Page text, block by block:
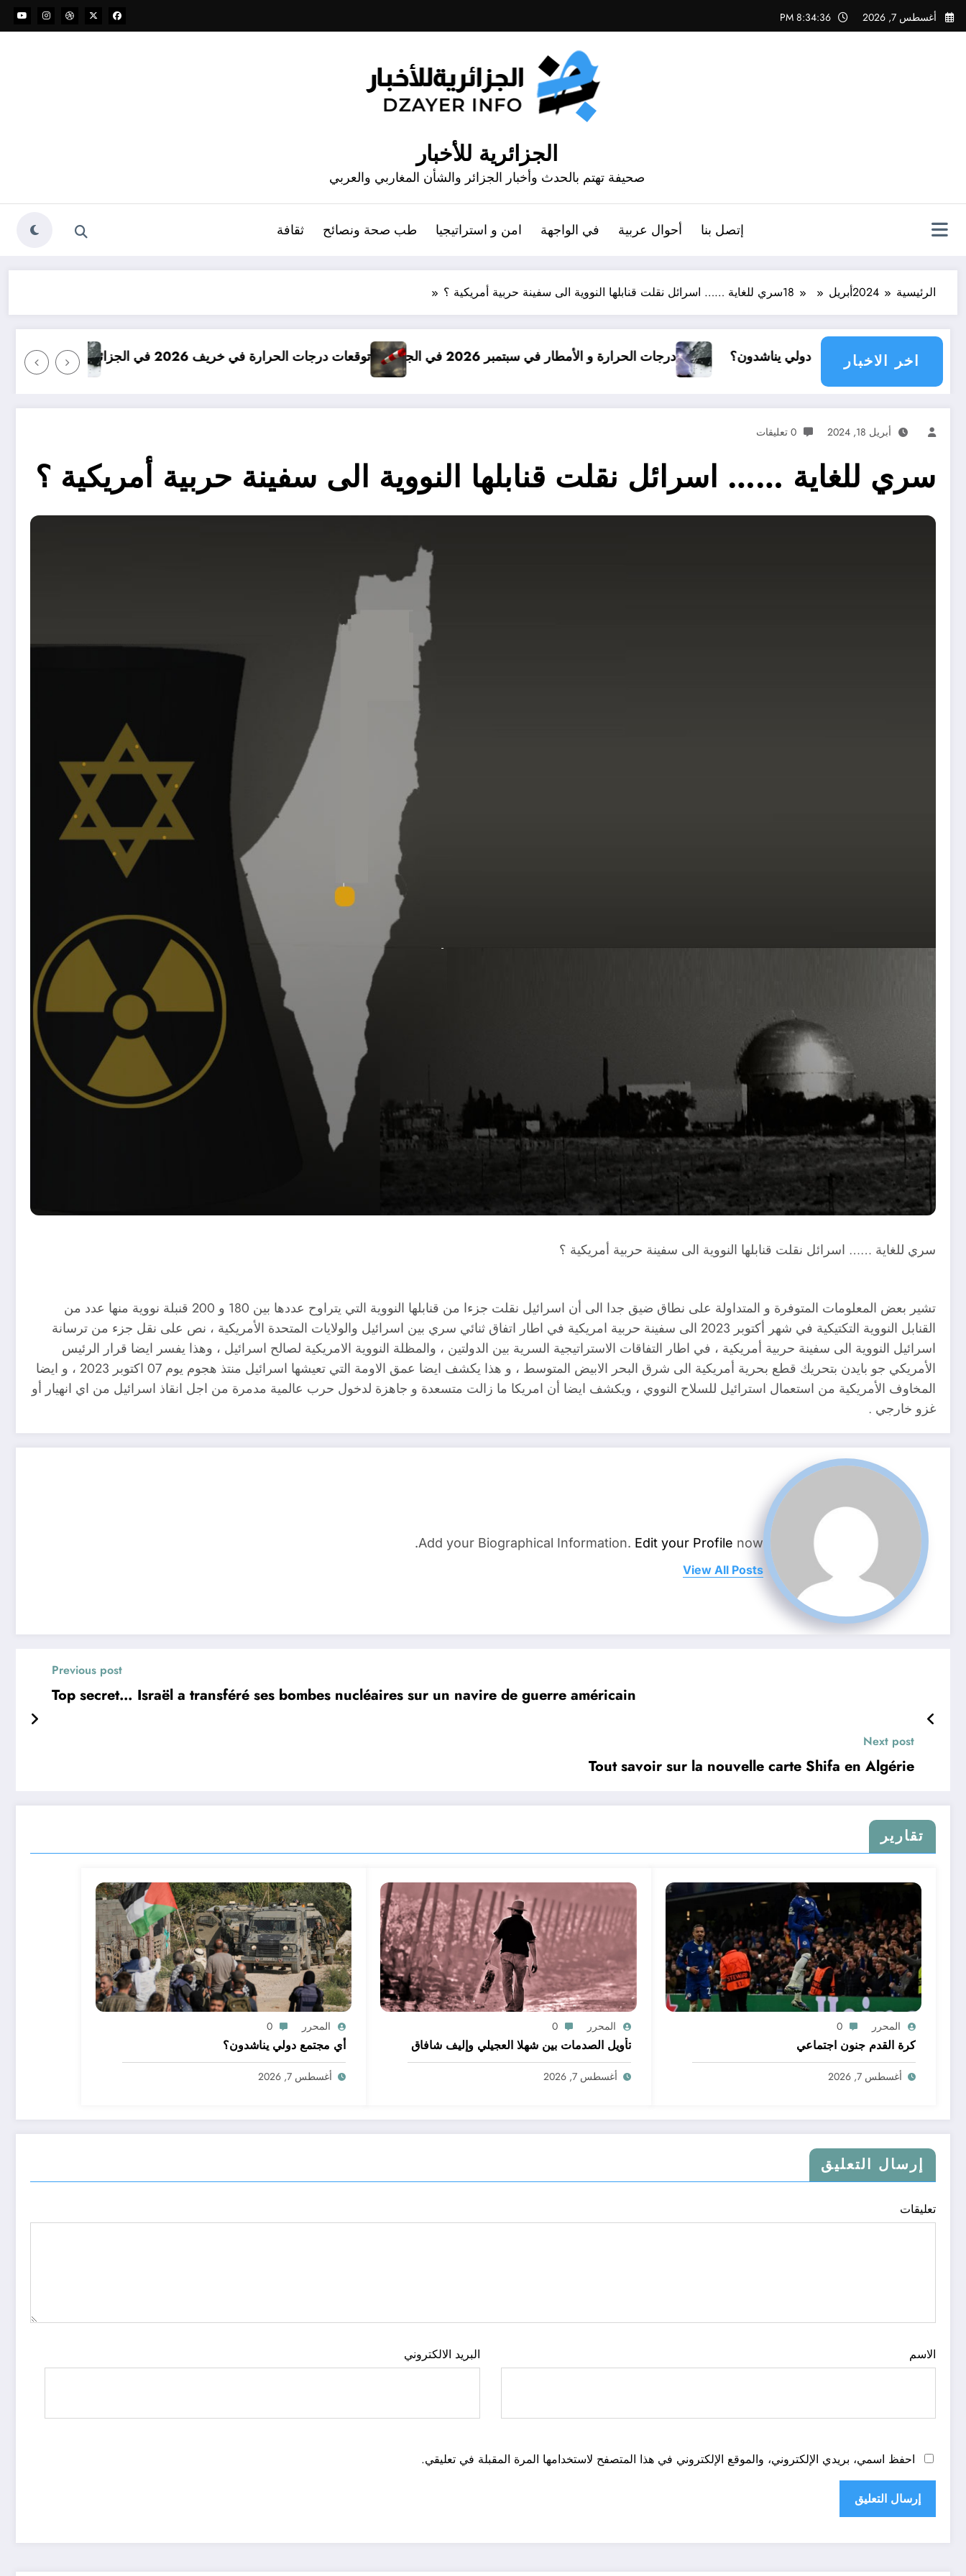
التجاوز
إلى
أغسطس 7, 2026 8:34:37 PM
الجزائرية للأخبار
صحيفة تهتم بالحدث وأخبار الجزائر والشأن المغاربي والعربي
إتصل بنا أحوال عربية في الواجهة امن و استراتيجيا طب صحة ونصائح ثقافة
الرئيسية 2024أبريل 18سري للغاية …… اسرائل نقلت قنابلها النووية الى سفينة حربية أمريكية ؟
اخر الاخبار
دولي يناشدون؟ درجات الحرارة و الأمطار في سبتمبر 2026 في الجزائر توقعات درجات الحرارة في خريف 2026 في الجزائر امطار بكميات كبيرة جدا متوقعة في
أبريل 18, 2024 0 تعليقات
سري للغاية …… اسرائل نقلت قنابلها النووية الى سفينة حربية أمريكية ؟
سري للغاية …… اسرائل نقلت قنابلها النووية الى سفينة حربية أمريكية ؟
تشير بعض المعلومات المتوفرة و المتداولة على نطاق ضيق جدا الى أن اسرائيل نقلت جزءا من قنابلها النووية التي يتراوح عددها بين 180 و 200 قنبلة نووية منها عدد من
القنابل النووية التكتيكية في شهر أكتوبر 2023 الى سفينة حربية امريكية في اطار اتفاق ثنائي سري بين اسرائيل والولايات المتحدة الأمريكية ، نص على نقل جزء من ترسانة
اسرائيل النووية الى سفينة حربية أمريكية ، في اطار التفاقات الاستراتيجية السرية بين الدولتين ، والمظلة النووية الامريكية لصالح اسرائيل ، وهذا يفسر ايضا قرار الرئيس
الأمريكي جو بايدن بتحريك قطع بحرية أمريكية الى شرق البحر الابيض المتوسط ، و هذا يكشف ايضا عمق الاومة التي تعيشها اسرائيل منتذ هجوم يوم 07 اكتوبر 2023 ، و ايضا
المخاوف الأمريكية من استعمال استرائيل للسلاح النووي ، ويكشف ايضا أن امريكا ما زالت متسعدة و جاهزة لدخول حرب عالمية مدمرة من اجل انقاذ اسرائيل من اي انهيار أو
غزو خارجي .
Add your Biographical Information. Edit your Profile now.
View All Posts
Previous post
Top secret… Israël a transféré ses bombes nucléaires sur un navire de guerre américain
Next post
Tout savoir sur la nouvelle carte Shifa en Algérie
تقارير
المحرر 0
كرة القدم جنون اجتماعي
أغسطس 7, 2026
المحرر 0
تأويل الصدمات بين شهلا العجيلي وإليف شافاق
أغسطس 7, 2026
المحرر 0
أي مجتمع دولي يناشدون؟
أغسطس 7, 2026
إرسال التعليق
تعليقات
الاسم البريد الالكتروني
احفظ اسمي، بريدي الإلكتروني، والموقع الإلكتروني في هذا المتصفح لاستخدامها المرة المقبلة في تعليقي.